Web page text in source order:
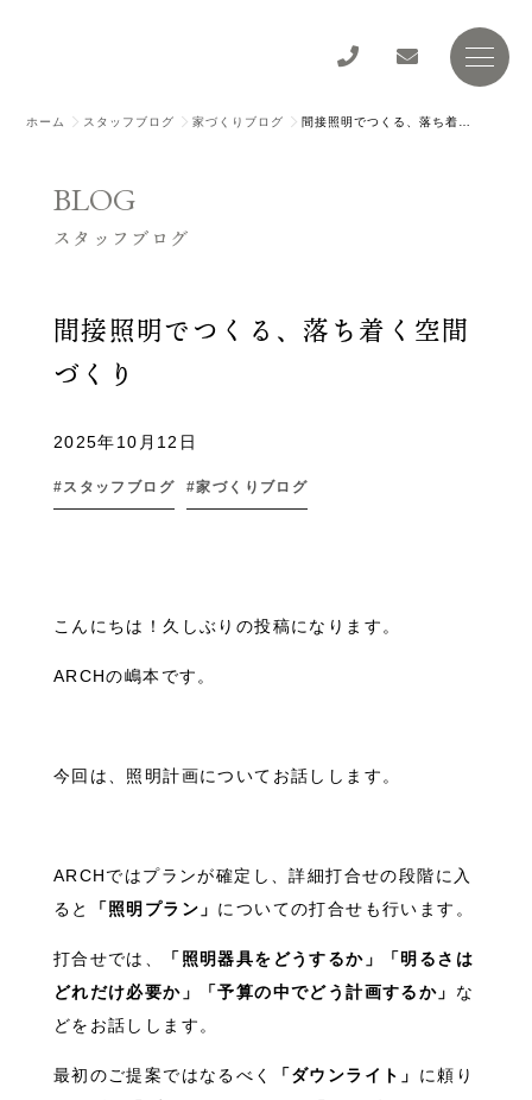
ホーム スタッフブログ 家づくりブログ
BLOG
スタッフブログ
間接照明でつくる、落ち着く空間
づくり
2025年10月12日
スタッフブログ 家づくりブログ
こんにちは！久しぶりの投稿になります。
ARCHの嶋本です。
今回は、照明計画についてお話しします。
ARCHではプランが確定し、詳細打合せの段階に入
ると
「照明プラン」 についての打合せも行います。
打合せでは、
「照明器具をどうするか」「明るさは
どれだけ必要か」「予算の中でどう計画するか」 な
どをお話しします。
最初のご提案ではなるべく 「ダウンライト」 に頼り